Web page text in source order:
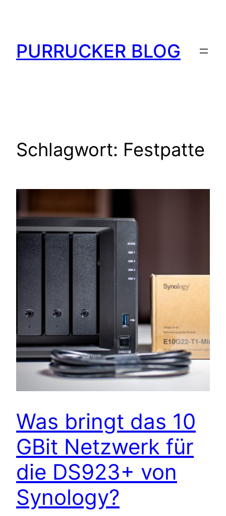
PURRUCKER BLOG
Schlagwort: Festpatte
Was bringt das 10
GBit Netzwerk für
die DS923+ von
Synology?